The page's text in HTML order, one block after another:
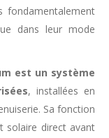
fondamentalement
dans leur mode
est un système
, installées en
Sa fonction
solaire direct avant